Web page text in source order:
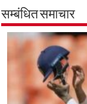
b
o
o
s
A
p
p
t
e
r
सम्बंधित समाचार